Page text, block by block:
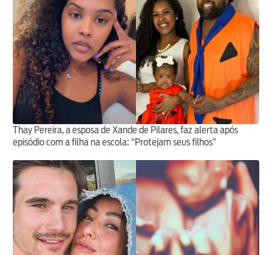
Thay Pereira, a esposa de Xande de Pilares, faz alerta após
episódio com a filha na escola: “Protejam seus filhos”